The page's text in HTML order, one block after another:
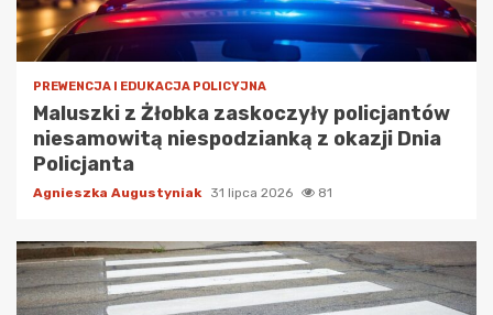
PREWENCJA I EDUKACJA POLICYJNA
Maluszki z Żłobka zaskoczyły policjantów
niesamowitą niespodzianką z okazji Dnia
Policjanta
Agnieszka Augustyniak 31 lipca 2026 81